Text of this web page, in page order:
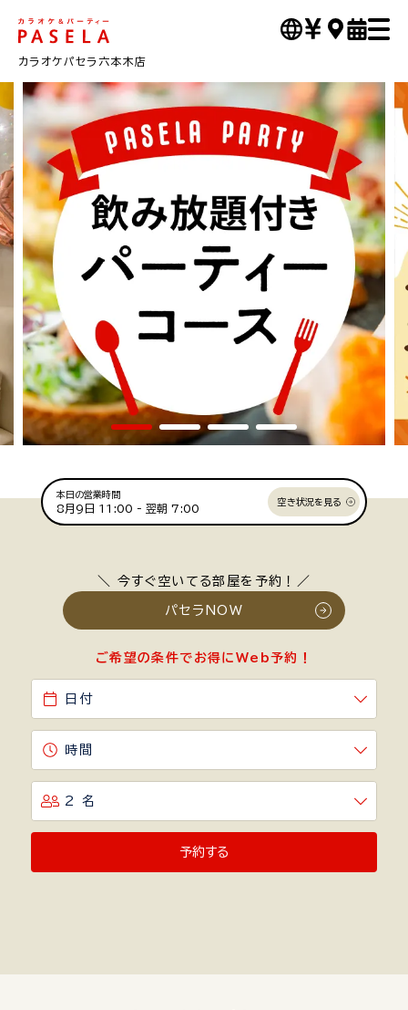
カラオケパセラ六本木店
本日の営業時間
8月9日 11:00 -翌朝 7:00
空き状況を見る
＼ 今すぐ空いてる部屋を予約！／
パセラNOW
ご希望の条件でお得にWeb予約！
日付
時間
2 名
予約する